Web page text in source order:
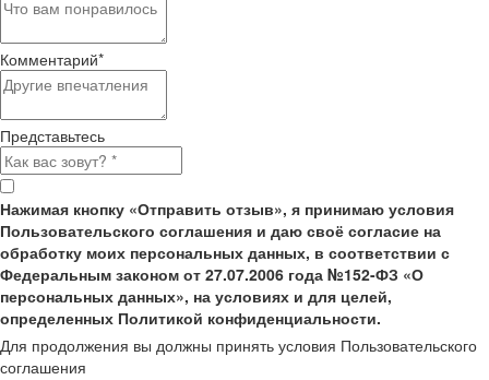
Комментарий*
Представьтесь
Нажимая кнопку «Отправить отзыв», я принимаю условия
Пользовательского соглашения и даю своё согласие на
обработку моих персональных данных, в соответствии с
Федеральным законом от 27.07.2006 года №152-ФЗ «О
персональных данных», на условиях и для целей,
определенных Политикой конфиденциальности.
Для продолжения вы должны принять условия Пользовательского
соглашения